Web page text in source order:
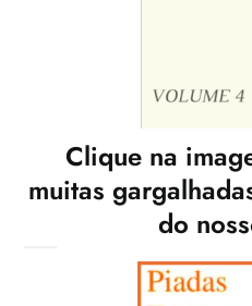
Clique na
muitas
do